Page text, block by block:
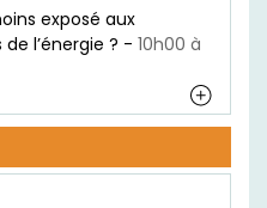
exposé aux
l’énergie ? -